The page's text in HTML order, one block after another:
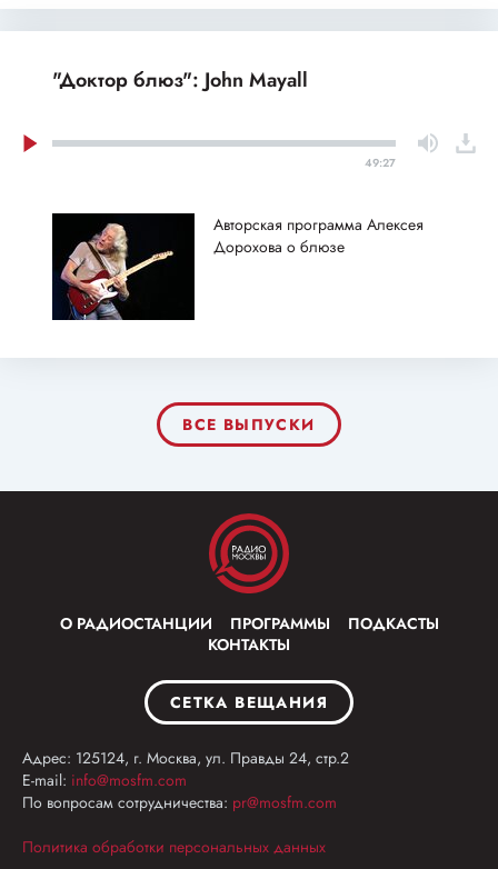
"Доктор блюз": John Mayall
49:27
Авторская программа Алексея
Дорохова о блюзе
ВСЕ ВЫПУСКИ
О РАДИОСТАНЦИИ ПРОГРАММЫ
ПОДКАСТЫ
КОНТАКТЫ
СЕТКА ВЕЩАНИЯ
Адрес: 125124, г. Москва, ул. Правды 24, стр.2
E-mail: info@mosfm.com
По вопросам сотрудничества: pr@mosfm.com
Политика обработки персональных данных